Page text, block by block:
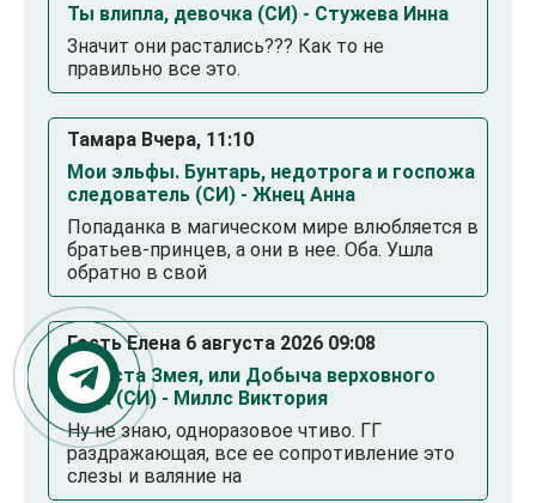
Ты влипла, девочка (СИ) - Стужева Инна
Значит они растались??? Как то не
правильно все это.
Тамара Вчера, 11:10
Мои эльфы. Бунтарь, недотрога и госпожа
следователь (СИ) - Жнец Анна
Попаданка в магическом мире влюбляется в
братьев-принцев, а они в нее. Оба. Ушла
обратно в свой
Гость Елена 6 августа 2026 09:08
Невеста Змея, или Добыча верховного
Нага (СИ) - Миллс Виктория
Ну не знаю, одноразовое чтиво. ГГ
раздражающая, все ее сопротивление это
слезы и валяние на